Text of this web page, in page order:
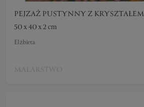
PEJZAŻ PUSTYNNY Z KRYSZTAŁEM
50 x 40 x 2 cm
Elżbieta
MALARSTWO